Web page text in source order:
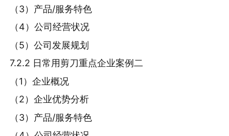
（3）产品/服务特色
（4）公司经营状况
（5）公司发展规划
7.2.2 日常用剪刀重点企业案例二
（1）企业概况
（2）企业优势分析
（3）产品/服务特色